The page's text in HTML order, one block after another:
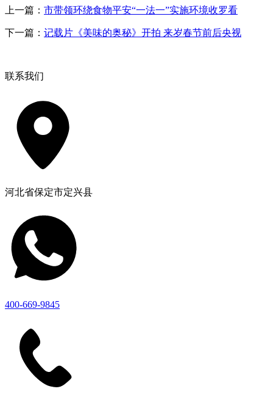
上一篇： 市带领环绕食物平安“一法一”实施环境收罗看
下一篇： 记载片《美味的奥秘》开拍 来岁春节前后央视
联系我们
河北省保定市定兴县
400-669-9845